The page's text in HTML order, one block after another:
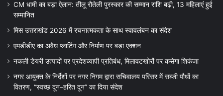
CM धामी का बड़ा ऐलान: तीलू रौतेली पुरस्कार की सम्मान राशि बढ़ी, 13 महिलाएं हुई
सम्मानित
मिस उत्तराखंड 2026 में रचनात्मकता के साथ स्वावलंबन का संदेश
एमडीडीए का अवैध प्लाटिंग और निर्माण पर बड़ा एक्शन
नकली डेयरी उत्पादों पर प्रदेशव्यापी प्रतिबंध, मिलावटखोरों पर कसेगा शिकंजा
नगर आयुक्त के निर्देशों पर नगर निगम द्वारा सचिवालय परिसर में सब्जी पौधों का
वितरण, “स्वच्छ दून–हरित दून” का दिया संदेश